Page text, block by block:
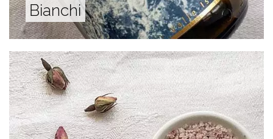
Bianchi